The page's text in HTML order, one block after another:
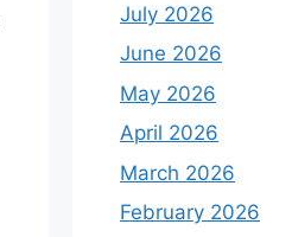
July 2026
June 2026
May 2026
April 2026
March 2026
February 2026